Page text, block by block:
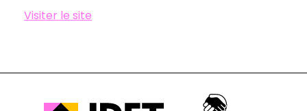
Visiter le site